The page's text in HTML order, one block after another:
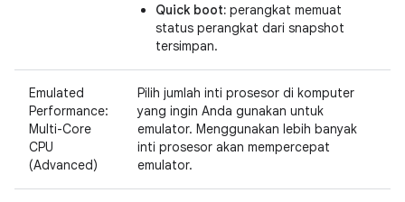
Quick boot: perangkat memuat
status perangkat dari snapshot
tersimpan.
Emulated
Performance:
Multi-Core
CPU
(Advanced)
Pilih jumlah inti prosesor di komputer
yang ingin Anda gunakan untuk
emulator. Menggunakan lebih banyak
inti prosesor akan mempercepat
emulator.